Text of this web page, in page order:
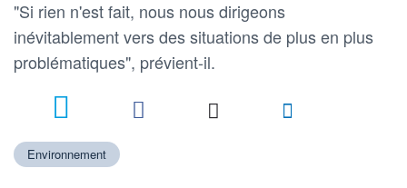
"Si rien n'est fait, nous nous dirigeons
inévitablement vers des situations de plus en plus
problématiques", prévient-il.
Environnement